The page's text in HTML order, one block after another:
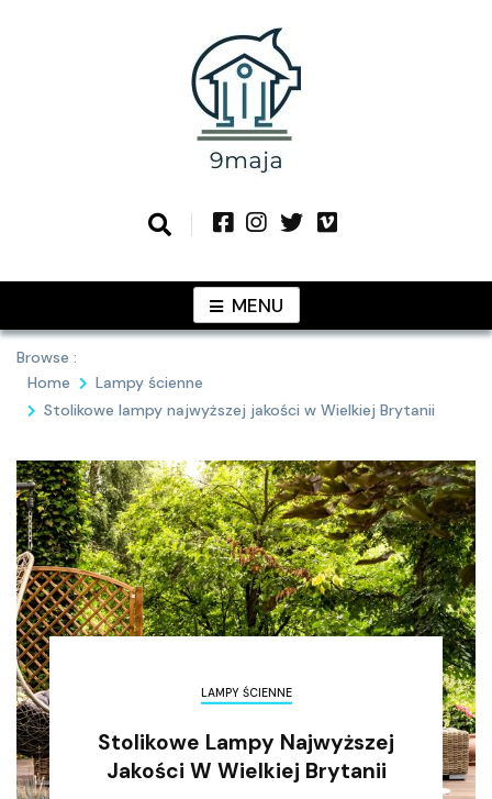
9MAJApomysłami
MENU
Browse :
Home
Lampy ścienne
Stolikowe lampy najwyższej jakości w Wielkiej Brytanii
LAMPY ŚCIENNE
Stolikowe Lampy Najwyższej
Jakości W Wielkiej Brytanii